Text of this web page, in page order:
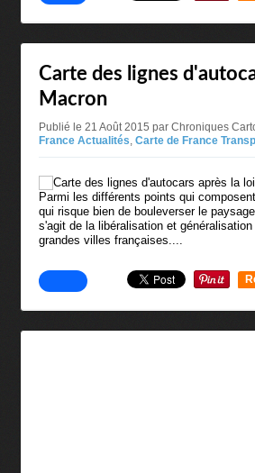
Carte des lignes
Macron
Publié le 21 Août 2015 par Chroniques
France Actualités, Carte de France
Parmi les différents points qui
qui risque bien de bouleverser le
s'agit de la libéralisation et
grandes villes françaises....